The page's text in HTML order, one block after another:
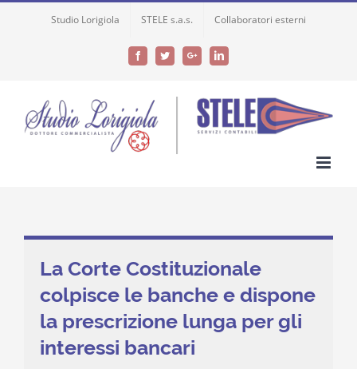
Studio Lorigiola STELE s.a.s. Collaboratori esterni
FacebookTwitterGoogle+LinkedIn
La Corte Costituzionale
colpisce le banche e dispone
la prescrizione lunga per gli
interessi bancari